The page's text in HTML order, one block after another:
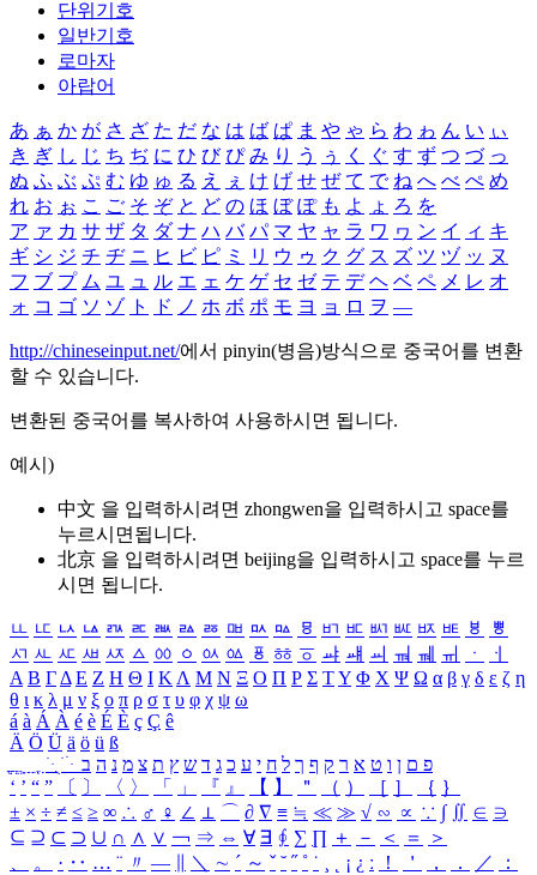
단위기호
일반기호
로마자
아랍어
あ ぁ か が さ ざ た だ な は ば ぱ ま や ゃ ら わ ゎ ん い ぃ
き ぎ し じ ち ぢ に ひ び ぴ み り う ぅ く ぐ す ず つ づ っ
ぬ ふ ぶ ぷ む ゆ ゅ る え ぇ け げ せ ぜ て で ね へ べ ぺ め
れ お ぉ こ ご そ ぞ と ど の ほ ぼ ぽ も よ ょ ろ を
ア ァ カ サ ザ タ ダ ナ ハ バ パ マ ヤ ャ ラ ワ ヮ ン イ ィ キ
ギ シ ジ チ ヂ ニ ヒ ビ ピ ミ リ ウ ゥ ク グ ス ズ ツ ヅ ッ ヌ
フ ブ プ ム ユ ュ ル エ ェ ケ ゲ セ ゼ テ デ ヘ ベ ペ メ レ オ
ォ コ ゴ ソ ゾ ト ド ノ ホ ボ ポ モ ヨ ョ ロ ヲ ―
http://chineseinput.net/에서 pinyin(병음)방식으로 중국어를 변환
할 수 있습니다.
변환된 중국어를 복사하여 사용하시면 됩니다.
예시)
中文 을 입력하시려면 zhongwen을 입력하시고 space를
누르시면됩니다.
北京 을 입력하시려면 beijing을 입력하시고 space를 누르
시면 됩니다.
ㅥ ㅦ ㅧ ㅨ ㅩ ㅪ ㅫ ㅬ ㅭ ㅮ ㅯ ㅰ ㅱ ㅲ ㅳ ㅴ ㅵ ㅶ ㅷ ㅸ
ㅹ
ㅺ ㅻ ㅼ ㅽ ㅾ ㅿ ㆀ ㆁ ㆂ ㆃ ㆄ ㆅ ㆆ ㆇ ㆈ ㆉ ㆊ ㆋ ㆌ ㆍ
ㆎ
Α Β ΓΔ Ε Ζ Η Θ Ι ΚΛ Μ Ν Ξ Ο Π Ρ Σ ΤΥ Φ Χ Ψ Ω α β γ δ ε ζ η
θ ι κ λ μ ν ξ ο π ρ σ τ υ φ χ ψ ω
á à Á À é è É È ç Ç ê
Ä Ö Ü ä ö ü ß
ִֶֹ ֻּ ׁׂ פ ם ן ו ט א ר ק ף ך ל ח י ע כ ג ד ש ץ ת צ מ נ ה ב
‘ ’ “ ” 〔 〕 〈 〉 「 」 『 』 【 】 ＂ （ ） ［ ］ ｛ ｝
± × ÷ ≠ ≤ ≥ ∞ ∴ ♂ ♀ ∠ ⊥ ⌒ ∂ ∇ ≡ ≒ ≪ ≫ √ ∽ ∝ ∵ ∫ ∬ ∈ ∋
⊆ ⊇ ⊂ ⊃ ∪ ∩ ∧ ∨ ￢ ⇒ ⇔ ∀ ∃ ∮ ∑ ∏ ＋ － ＜ ＝
＞
、
。 · ‥ … ¨ 〃 ― ＼ ∼ ´ ～ ˇ ˘ ˝ ˚ ˙ ¸ ¡ ¿ ː ！ ＇ ， ． ／
：